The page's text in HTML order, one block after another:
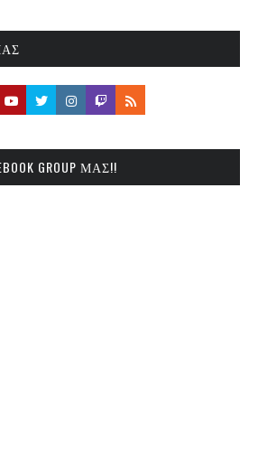
GROUP ΜΑΣ!!